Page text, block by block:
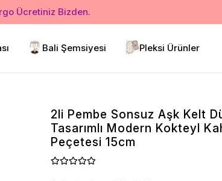
Ücretiniz Bizden.
Bali Şemsiyesi Pleksi Ürünler
2li Pembe Sonsuz Aşk Kelt
Tasarımlı Modern Kokteyl
Peçetesi 15cm